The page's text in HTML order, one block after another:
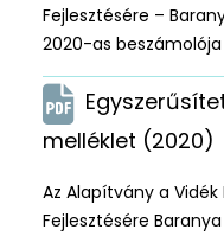
Fejlesztésére –
2020-as
melléklet (2020)
Az Alapítvány a
Fejlesztésére